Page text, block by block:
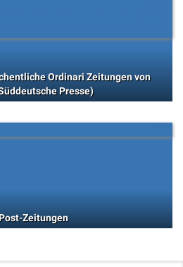
Ordinari Zeitungen von
Presse)
Zeitungen